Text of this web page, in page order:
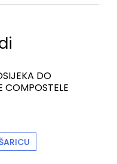
DO
COMPOSTELE